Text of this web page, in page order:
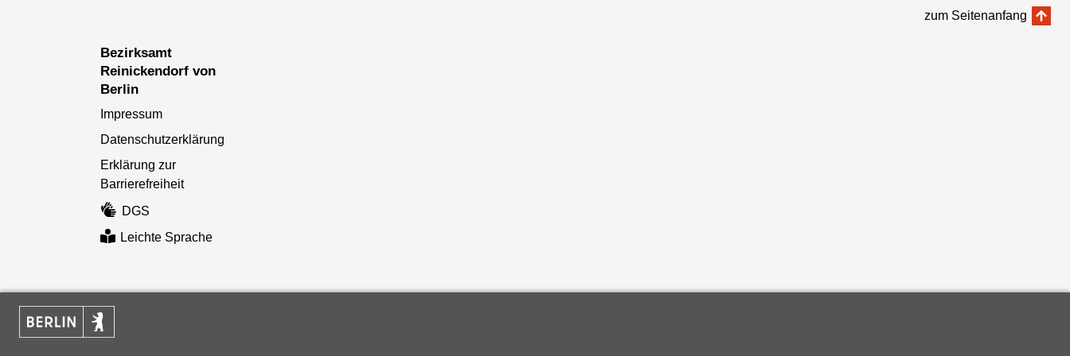
zum Seitenanfang
Bezirksamt
Reinickendorf von
Berlin
Impressum
Datenschutzerklärung
Erklärung zur
Barrierefreiheit
DGS
Leichte Sprache